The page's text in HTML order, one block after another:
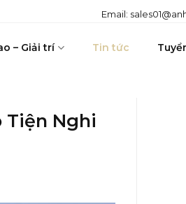
Email:
– Giải trí Tin tức
Tiện Nghi